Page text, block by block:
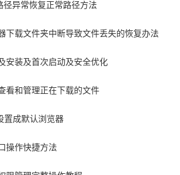
径异常恢复正常路径方法
下载文件夹中断导致文件丢失的恢复办法
安装及首次启动及安全优化
看和管理正在下载的文件
置成默认浏览器
操作快捷方法